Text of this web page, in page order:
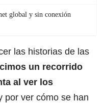
global y sin conexión
las historias de las
un recorrido
al ver los
por ver cómo se han